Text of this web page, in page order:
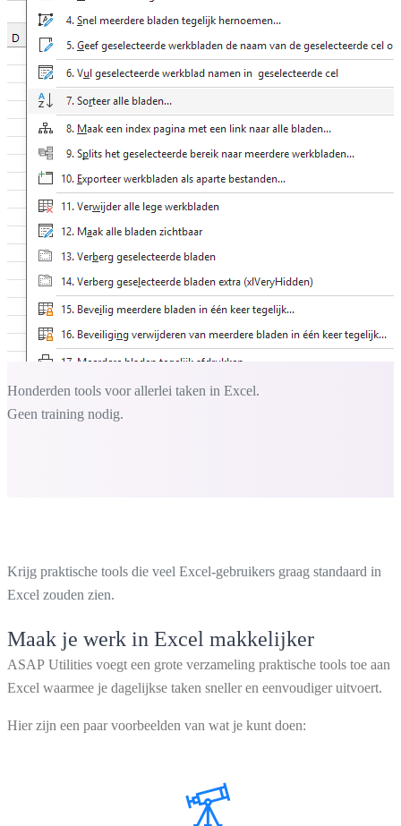
Honderden tools voor allerlei taken in Excel.
Geen training nodig.
Krijg praktische tools die veel Excel-gebruikers graag standaard in
Excel zouden zien.
Maak je werk in Excel makkelijker
ASAP Utilities voegt een grote verzameling praktische tools toe aan
Excel waarmee je dagelijkse taken sneller en eenvoudiger uitvoert.
Hier zijn een paar voorbeelden van wat je kunt doen: